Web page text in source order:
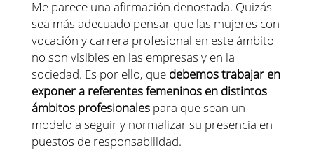
Me parece una afirmación denostada. Quizás
sea más adecuado pensar que las mujeres con
vocación y carrera profesional en este ámbito
no son visibles en las empresas y en la
sociedad. Es por ello, que debemos trabajar en
exponer a referentes femeninos en distintos
ámbitos profesionalespara que sean un
modelo a seguir y normalizar su presencia en
puestos de responsabilidad.